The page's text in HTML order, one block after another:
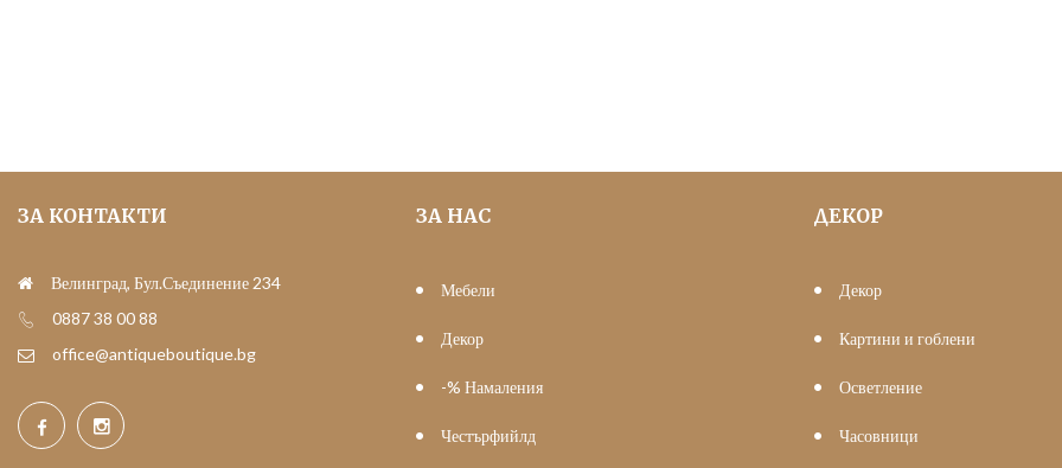
ЗА КОНТАКТИ
Велинград, Бул.Съединение 234
0887 38 00 88
office@antiqueboutique.bg
ЗА НАС
Мебели
Декор
-% Намаления
Честърфийлд
ДЕКОР
Декор
Картини и гоблени
Осветление
Часовници